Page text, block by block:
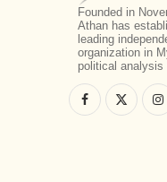
Founded in
Athan has
leading
organization in
political analysis